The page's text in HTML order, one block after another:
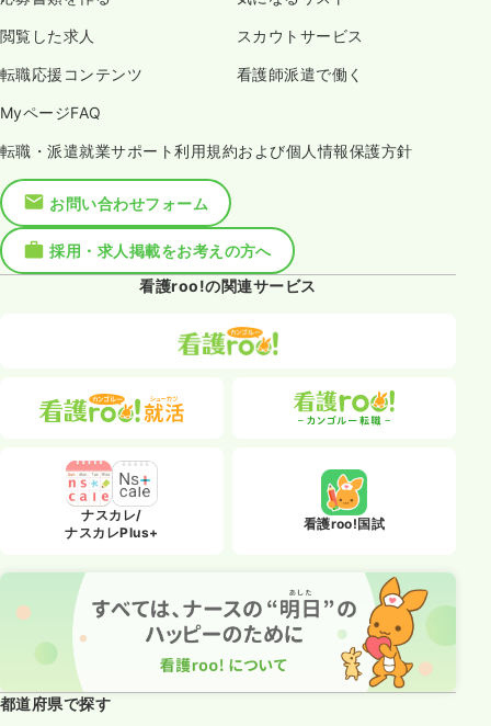
閲覧した求人 スカウトサービス
転職応援コンテンツ 看護師派遣で働く
MyページFAQ
転職・派遣就業サポート利用規約および個人情報保護方針
お問い合わせフォーム
採用・求人掲載をお考えの方へ
看護roo!の関連サービス
ナスカレ/
ナスカレPlus+
看護roo!国試
都道府県で探す